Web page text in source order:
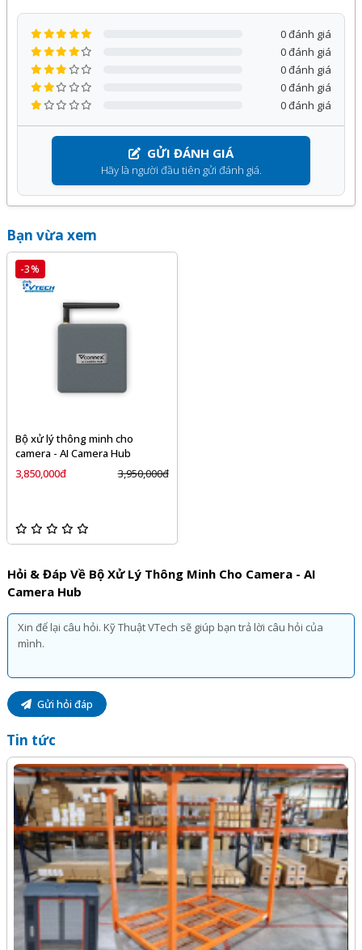
GỬI ĐÁNH GIÁ
Hãy là người đầu tiên gửi đánh giá.
0 đánh giá
0 đánh giá
0 đánh giá
0 đánh giá
0 đánh giá
Bạn vừa xem
-3%
Bộ xử lý thông minh cho
camera - AI Camera Hub
3,850,000đ
3,950,000đ
Hỏi & Đáp Về Bộ Xử Lý Thông Minh Cho Camera - AI
Camera Hub
Gửi hỏi đáp
Tin tức